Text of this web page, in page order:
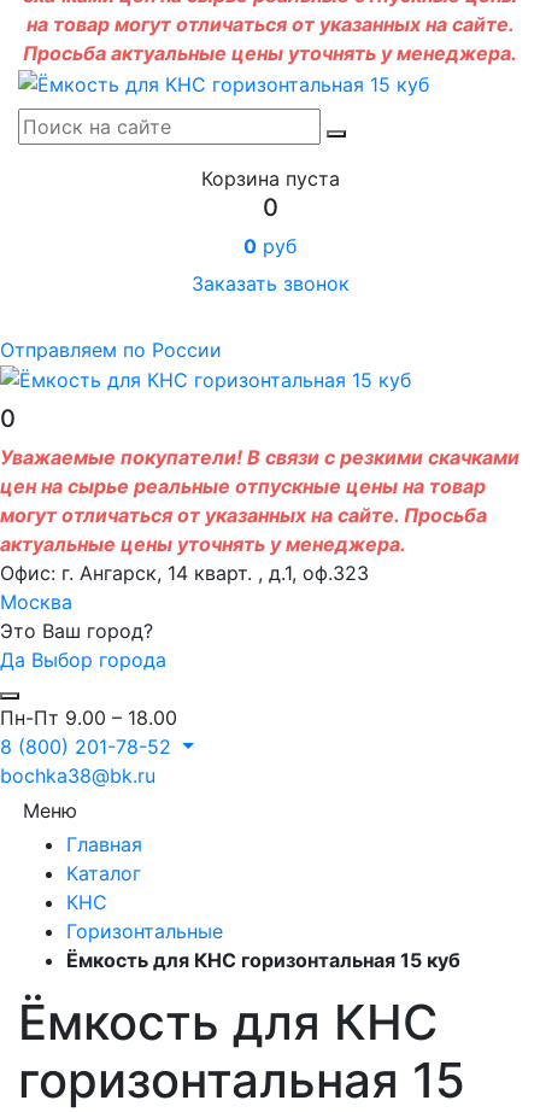
на товар могут отличаться от указанных на сайте.
Просьба актуальные цены уточнять у менеджера.
Корзина пуста
0
0 руб
Заказать звонок
Отправляем по России
0
Уважаемые покупатели! В связи с резкими скачками
цен на сырье реальные отпускные цены на товар
могут отличаться от указанных на сайте. Просьба
актуальные цены уточнять у менеджера.
Офис: г. Ангарск, 14 кварт. , д.1, оф.323
Москва
Это Ваш город?
Да Выбор города
Пн-Пт 9.00 – 18.00
8 (800) 201-78-52
bochka38@bk.ru
Меню
Главная
Каталог
КНС
Горизонтальные
Ёмкость для КНС горизонтальная 15 куб
Ёмкость для КНС
горизонтальная 15